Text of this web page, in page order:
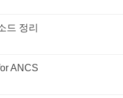
드 정리
ANCS